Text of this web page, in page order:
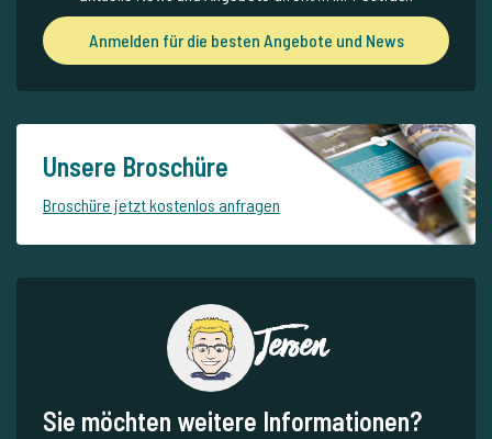
Anmelden für die besten Angebote und News
Unsere Broschüre
Broschüre jetzt kostenlos anfragen
Jeroen
Sie möchten weitere Informationen?